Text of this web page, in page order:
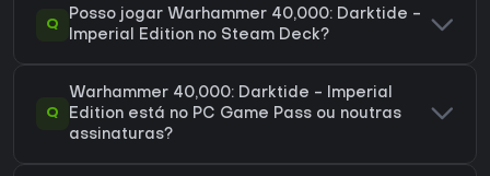
Q
Posso jogar Warhammer 40,000: Darktide -
Imperial Edition no Steam Deck?
Q
Warhammer 40,000: Darktide - Imperial
Edition está no PC Game Pass ou noutras
assinaturas?